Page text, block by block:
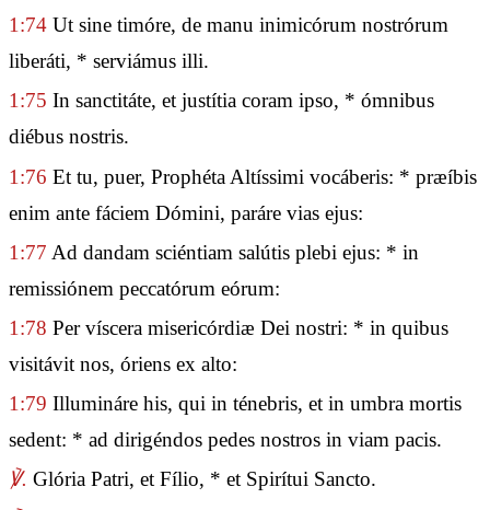
1:74 Ut sine timóre, de manu inimicórum nostrórum
liberáti, * serviámus illi.
1:75 In sanctitáte, et justítia coram ipso, * ómnibus
diébus nostris.
1:76 Et tu, puer, Prophéta Altíssimi vocáberis: * præíbis
enim ante fáciem Dómini, paráre vias ejus:
1:77 Ad dandam sciéntiam salútis plebi ejus: * in
remissiónem peccatórum eórum:
1:78 Per víscera misericórdiæ Dei nostri: * in quibus
visitávit nos, óriens ex alto:
1:79 Illumináre his, qui in ténebris, et in umbra mortis
sedent: * ad dirigéndos pedes nostros in viam pacis.
℣. Glória Patri, et Fílio, * et Spirítui Sancto.